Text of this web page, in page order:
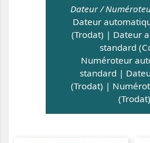
Dateur /
Dateur
(Trodat) | Dateur
standard
Numéroteur
standard |
(Trodat) |
(Trodat)